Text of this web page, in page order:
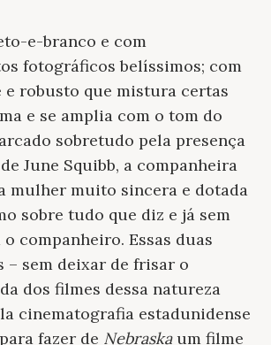
e-branco e com
fotográficos belíssimos; com
robusto que mistura certas
e se amplia com o tom do
sobretudo pela presença
June Squibb, a companheira
mulher muito sincera e dotada
sobre tudo que diz e já sem
companheiro. Essas duas
– sem deixar de frisar o
dos filmes dessa natureza
cinematografia estadunidense
fazer de Nebraskaum filme